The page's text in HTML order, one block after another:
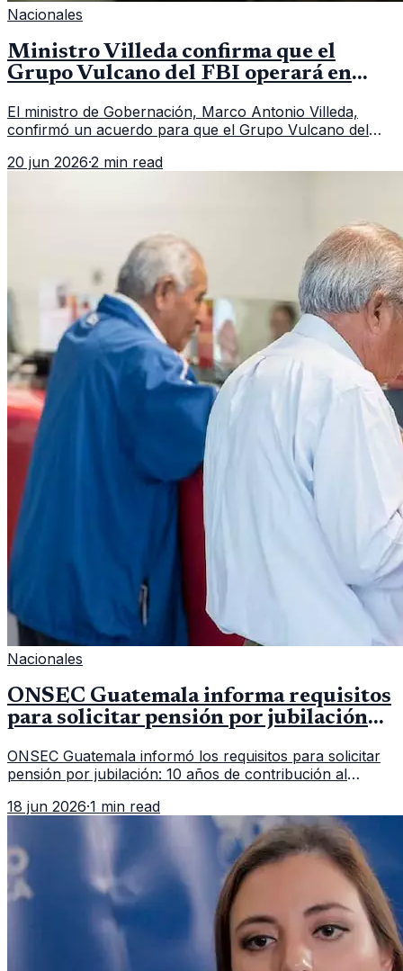
Nacionales
Ministro Villeda confirma que el
Grupo Vulcano del FBI operará en
El ministro de Gobernación, Marco Antonio Villeda,
confirmó un acuerdo para que el Grupo Vulcano del
fallido con la administración anterior del Ministerio
20 jun 2026·2 min read
Nacionales
ONSEC Guatemala informa requisitos
para solicitar pensión por jubilación
ONSEC Guatemala informó los requisitos para solicitar
pensión por jubilación: 10 años de contribución al
importar edad.
18 jun 2026·1 min read